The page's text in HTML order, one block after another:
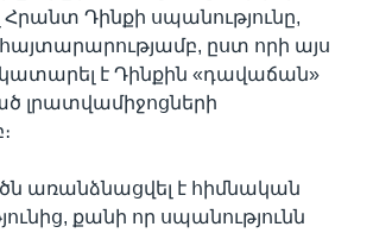
Դինքի սպանությունը,
հայտարարությամբ, ըստ որի այս
է Դինքին «դավաճան»
լրատվամիջոցների
առանձնացվել է հիմնական
քանի որ սպանությունն